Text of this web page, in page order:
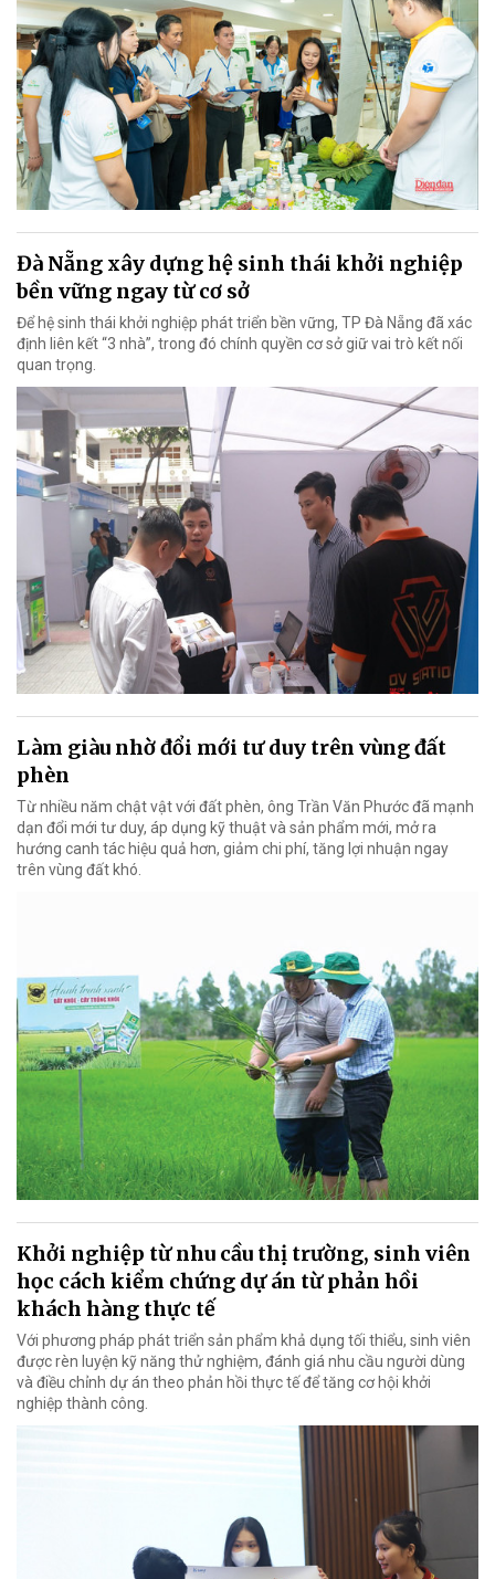
Đà Nẵng xây dựng hệ sinh thái khởi nghiệp
bền vững ngay từ cơ sở
Để hệ sinh thái khởi nghiệp phát triển bền vững, TP Đà Nẵng đã xác
định liên kết “3 nhà”, trong đó chính quyền cơ sở giữ vai trò kết nối
quan trọng.
Làm giàu nhờ đổi mới tư duy trên vùng đất
phèn
Từ nhiều năm chật vật với đất phèn, ông Trần Văn Phước đã mạnh
dạn đổi mới tư duy, áp dụng kỹ thuật và sản phẩm mới, mở ra
hướng canh tác hiệu quả hơn, giảm chi phí, tăng lợi nhuận ngay
trên vùng đất khó.
Khởi nghiệp từ nhu cầu thị trường, sinh viên
học cách kiểm chứng dự án từ phản hồi
khách hàng thực tế
Với phương pháp phát triển sản phẩm khả dụng tối thiểu, sinh viên
được rèn luyện kỹ năng thử nghiệm, đánh giá nhu cầu người dùng
và điều chỉnh dự án theo phản hồi thực tế để tăng cơ hội khởi
nghiệp thành công.